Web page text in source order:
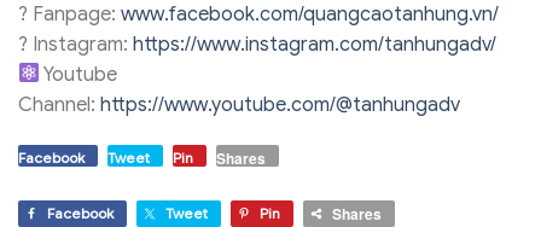
? Fanpage: www.facebook.com/quangcaotanhung.vn/
? Instagram: https://www.instagram.com/tanhungadv/
Youtube
Channel: https://www.youtube.com/@tanhungadv
Facebook Tweet Pin Shares
Facebook Tweet Pin Shares